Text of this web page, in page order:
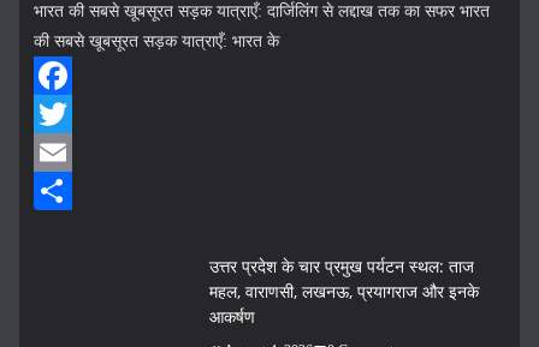
भारत की सबसे खूबसूरत सड़क यात्राएँ: दार्जिलिंग से लद्दाख तक का सफर भारत
की सबसे खूबसूरत सड़क यात्राएँ: भारत के
F
a
c
T
w
E
उत्तर प्रदेश के चार प्रमुख पर्यटन स्थल: ताज
महल, वाराणसी, लखनऊ, प्रयागराज और इनके
आकर्षण